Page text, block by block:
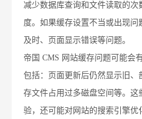
减少数据库查询和文件读取的
度。如果缓存设置不当或出现
及时、页面显示错误等问题。
帝国 CMS 网站缓存问题可能会
包括：页面更新后仍然显示旧
存文件占用过多磁盘空间等。这
验，还可能对网站的搜索引擎优